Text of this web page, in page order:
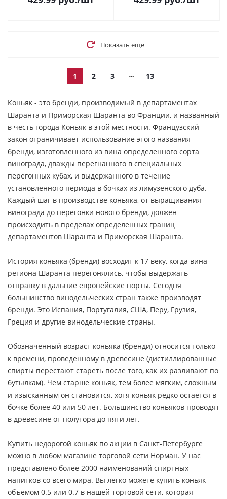
Показать еще
1 2 3 13
Коньяк - это бренди, производимый в департаментах
Шаранта и Приморская Шаранта во Франции, и названный
в честь города Коньяк в этой местности. Французский
закон ограничивает использование этого названия
бренди, изготовленного из вина определенного сорта
винограда, дважды перегнанного в специальных
перегонных кубах, и выдержанного в течение
установленного периода в бочках из лимузенского дуба.
Каждый шаг в производстве коньяка, от выращивания
винограда до перегонки нового бренди, должен
происходить в пределах определенных границ
департаментов Шаранта и Приморская Шаранта.
История коньяка (бренди) восходит к 17 веку, когда вина
региона Шаранта перегонялись, чтобы выдержать
отправку в дальние европейские порты. Сегодня
большинство винодельческих стран также производят
бренди. Это Испания, Португалия, США, Перу, Грузия,
Греция и другие винодельческие страны.
Обозначенный возраст коньяка (бренди) относится только
к времени, проведенному в древесине (дистиллированные
спирты перестают стареть после того, как их разливают по
бутылкам). Чем старше коньяк, тем более мягким, сложным
и изысканным он становится, хотя коньяк редко остается в
бочке более 40 или 50 лет. Большинство коньяков проводят
в древесине от полутора до пяти лет.
Купить недорогой коньяк по акции в Санкт-Петербурге
можно в любом магазине торговой сети Норман. У нас
представлено более 2000 наименований спиртных
напитков со всего мира. Вы легко можете купить коньяк
объемом 0.5 или 0.7 в нашей торговой сети, которая